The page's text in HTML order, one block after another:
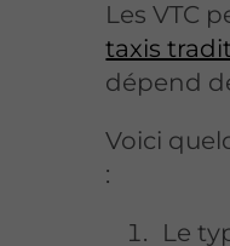
Les VTC
taxis
dépend
Voici
:
Le